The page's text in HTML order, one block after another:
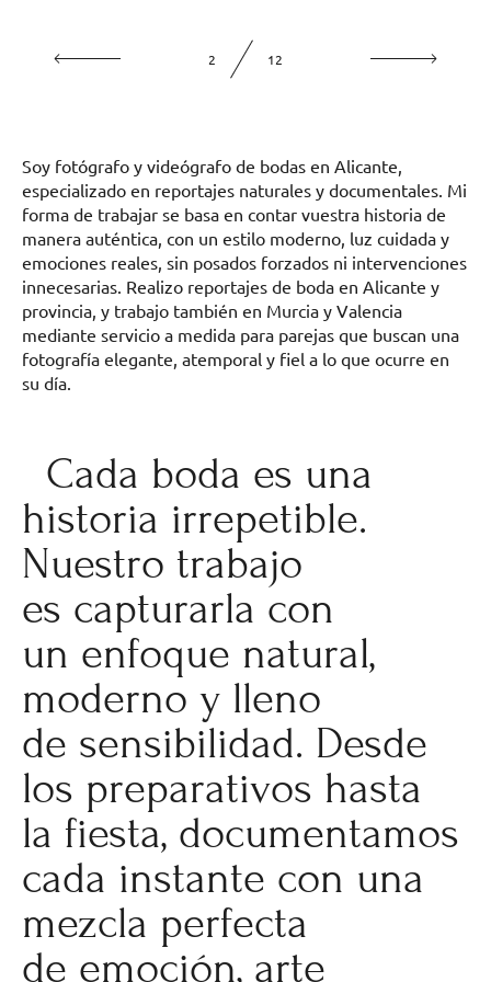
2 12
Soy fotógrafo y videógrafo de bodas en Alicante,
especializado en reportajes naturales y documentales. Mi
forma de trabajar se basa en contar vuestra historia de
manera auténtica, con un estilo moderno, luz cuidada y
emociones reales, sin posados forzados ni intervenciones
innecesarias. Realizo reportajes de boda en Alicante y
provincia, y trabajo también en Murcia y Valencia
mediante servicio a medida para parejas que buscan una
fotografía elegante, atemporal y fiel a lo que ocurre en
su día.
Cada boda es una
historia irrepetible.
Nuestro trabajo
es capturarla con
un enfoque natural,
moderno y lleno
de sensibilidad. Desde
los preparativos hasta
la fiesta, documentamos
cada instante con una
mezcla perfecta
de emoción, arte